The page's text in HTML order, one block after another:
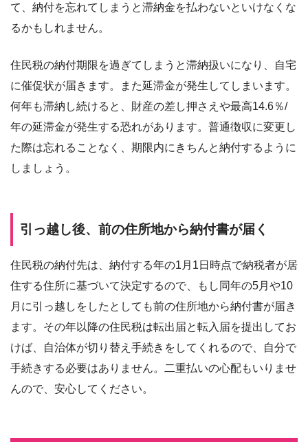
て、納付を忘れてしまうと滞納金を払わないといけなくな
るかもしれません。
住民税の納付期限を過ぎてしまうと滞納扱いになり、自宅
に催促状が届きます。また延滞金が発生してしまいます。
何年も滞納し続けると、財産の差し押さえや最高14.6％/
年の延滞金が発生する恐れがあります。普通徴収に変更し
た際は忘れることなく、期限内にきちんと納付するように
しましょう。
引っ越し後、前の住所地から納付書が届く
住民税の納付先は、納付する年の1月1日時点で納税者が居
住する住所に基づいて決定するので、もし同年の5月や10
月に引っ越しをしたとしても前の住所地から納付書が届き
ます。その年以降の住民税は転出届と転入届を提出してお
けば、自治体が切り替え手続きをしてくれるので、自分で
手続きする必要はありません。二重払いの心配もいりませ
んので、安心してください。